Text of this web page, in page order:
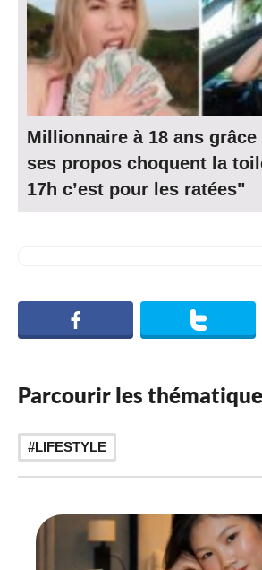
Millionnaire à 18 ans
ses propos choquent la
17h c’est pour les ratées"
Parcourir les
LIFESTYLE